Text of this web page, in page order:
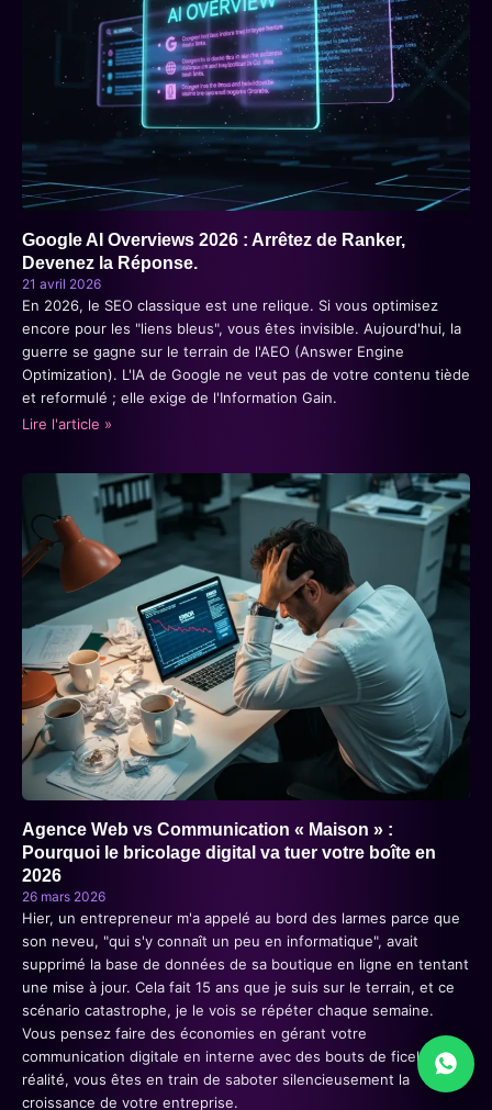
Google AI Overviews 2026 : Arrêtez de Ranker,
Devenez la Réponse.
21 avril 2026
En 2026, le SEO classique est une relique. Si vous optimisez
encore pour les "liens bleus", vous êtes invisible. Aujourd'hui, la
guerre se gagne sur le terrain de l'AEO (Answer Engine
Optimization). L'IA de Google ne veut pas de votre contenu tiède
et reformulé ; elle exige de l'Information Gain.
Lire l'article »
Agence Web vs Communication « Maison » :
Pourquoi le bricolage digital va tuer votre boîte en
2026
26 mars 2026
Hier, un entrepreneur m'a appelé au bord des larmes parce que
son neveu, "qui s'y connaît un peu en informatique", avait
supprimé la base de données de sa boutique en ligne en tentant
une mise à jour. Cela fait 15 ans que je suis sur le terrain, et ce
scénario catastrophe, je le vois se répéter chaque semaine.
Vous pensez faire des économies en gérant votre
communication digitale en interne avec des bouts de ficelle. En
réalité, vous êtes en train de saboter silencieusement la
croissance de votre entreprise.